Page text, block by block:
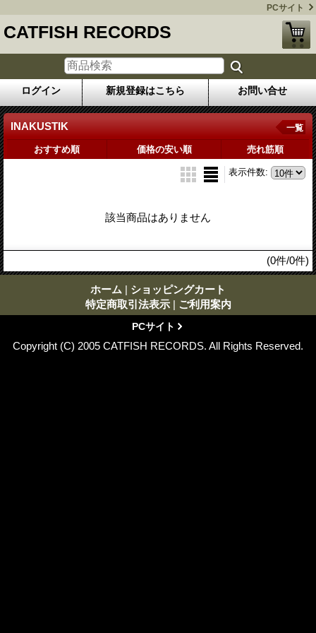
PCサイト
CATFISH RECORDS
ログイン 新規登録はこちら お問い合せ
INAKUSTIK 一覧
おすすめ順 価格の安い順 売れ筋順
表示件数:
該当商品はありません
(0件/0件)
ホーム | ショッピングカート
特定商取引法表示 | ご利用案内
PCサイト
Copyright (C) 2005 CATFISH RECORDS. All Rights Reserved.